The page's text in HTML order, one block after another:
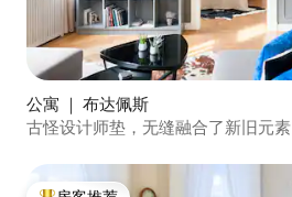
公寓 ｜ 布达佩斯
古怪设计师垫，无缝融合了新旧元素